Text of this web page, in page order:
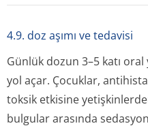
4.9. doz aşımı ve tedavisi
Günlük dozun 3–5 katı
yol açar. Çocuklar,
toksik etkisine
bulgular arasında